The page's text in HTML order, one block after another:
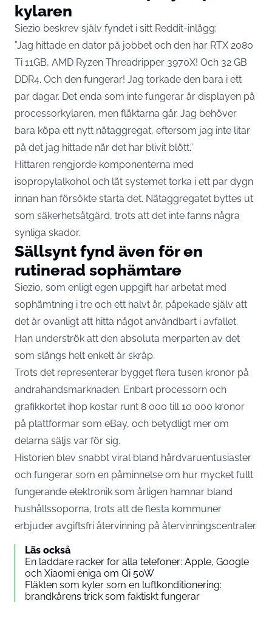
kylaren
Siezio beskrev själv fyndet i sitt Reddit-inlägg:
”Jag hittade en dator på jobbet och den har RTX 2080
Ti 11GB, AMD Ryzen Threadripper 3970X! Och 32 GB
DDR4. Och den fungerar! Jag torkade den bara i ett
par dagar. Det enda som inte fungerar är displayen på
processorkylaren, men fläktarna går. Jag behöver
bara köpa ett nytt nätaggregat, eftersom jag inte litar
på det jag hittade när det har blivit blött.”
Hittaren rengjorde komponenterna med
isopropylalkohol och lät systemet torka i ett par dygn
innan han försökte starta det. Nätaggregatet byttes ut
som säkerhetsåtgärd, trots att det inte fanns några
synliga skador.
Sällsynt fynd även för en
rutinerad sophämtare
Siezio, som enligt egen uppgift har arbetat med
sophämtning i tre och ett halvt år, påpekade själv att
det är ovanligt att hitta något användbart i avfallet.
Han underströk att den absoluta merparten av det
som slängs helt enkelt är skräp.
Trots det representerar bygget flera tusen kronor på
andrahandsmarknaden. Enbart processorn och
grafikkortet ihop kostar runt 8 000 till 10 000 kronor
på plattformar som eBay, och betydligt mer om
delarna säljs var för sig.
Historien blev snabbt viral bland hårdvaruentusiaster
och fungerar som en påminnelse om hur mycket fullt
fungerande elektronik som årligen hamnar bland
hushållssoporna, trots att de flesta kommuner
erbjuder avgiftsfri återvinning på återvinningscentraler.
Läs också
En laddare racker for alla telefoner: Apple, Google
och Xiaomi eniga om Qi 50W
Fläkten som kyler som en luftkonditionering:
brandkårens trick som faktiskt fungerar